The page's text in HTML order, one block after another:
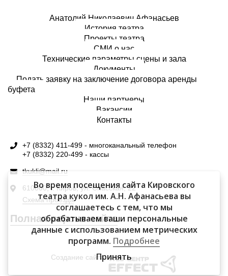
+7 (8332) 411-499 - многоканальный телефон
+7 (8332) 220-499 - кассы
tkukli@mail.ru
610000, г. Киров, ул. Спасская, 22
Схема проезда
Полная версия сайта
Анатолий Николаевич Афанасьев
История театра
Проекты театра
СМИ о нас
Технические параметры сцены и зала
Документы
Подать заявку на заключение договора аренды
буфета
Наши партнеры
Вакансии
Контакты
Создание сайта:
Во время посещения сайта Кировского
театра кукол им. А.Н. Афанасьева вы
соглашаетесь с тем, что мы
обрабатываем ваши персональные
данные с использованием метрических
программ. Подробнее
Принять